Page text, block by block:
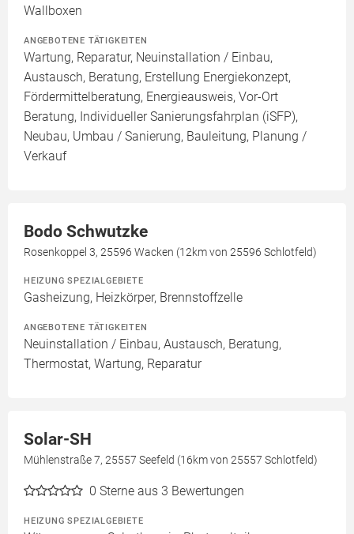
Wallboxen
ANGEBOTENE TÄTIGKEITEN
Wartung, Reparatur, Neuinstallation / Einbau,
Austausch, Beratung, Erstellung Energiekonzept,
Fördermittelberatung, Energieausweis, Vor-Ort
Beratung, Individueller Sanierungsfahrplan (iSFP),
Neubau, Umbau / Sanierung, Bauleitung, Planung /
Verkauf
Bodo Schwutzke
Rosenkoppel 3, 25596 Wacken (12km von 25596 Schlotfeld)
HEIZUNG SPEZIALGEBIETE
Gasheizung, Heizkörper, Brennstoffzelle
ANGEBOTENE TÄTIGKEITEN
Neuinstallation / Einbau, Austausch, Beratung,
Thermostat, Wartung, Reparatur
Solar-SH
Mühlenstraße 7, 25557 Seefeld (16km von 25557 Schlotfeld)
0 Sterne aus 3 Bewertungen
HEIZUNG SPEZIALGEBIETE